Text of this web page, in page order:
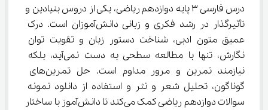
درس فارسی ۳ پایه دوازدهم ریاضی، یکی از دروس بنیادین و
تأثیرگذار در رشد فکری و زبانی دانش‌آموزان است. درک
عمیق متون ادبی، شناخت دستور زبان و تقویت توان
نگارش، تنها با مطالعه سطحی به دست نمی‌آید، بلکه
نیازمند تمرین و مرور مداوم است. حل تمرین‌های
گوناگون، تحلیل شعر و نثر و استفاده از دانلود نمونه
سوالات دوازدهم ریاضی کمک می‌کند تا دانش‌آموز با ساختار